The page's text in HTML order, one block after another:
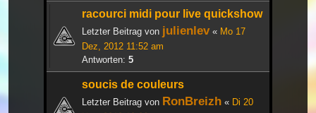
racourci midi pour live quickshow
Letzter Beitrag von julienlev« Mo 17
Dez, 2012 11:52 am
Antworten: 5
soucis de couleurs
Letzter Beitrag von RonBreizh « Di 20